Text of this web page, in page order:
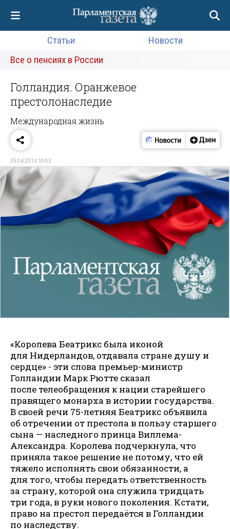
Статьи
Новости
Все о пенсиях в России
Голландия. Оранжевое
престолонаследие
Международная жизнь
25.04.2013 16:03
«Королева Беатрикс была иконой
для Нидерландов, отдавала стране душу и
сердце» - эти слова премьер-министр
Голландии Марк Рютте сказал
после телеобращения к нации старейшего
правящего монарха в истории государства.
В своей речи 75-летняя Беатрикс объявила
об отречении от престола в пользу старшего
сына — наследного принца Виллема-
Александра. Королева подчеркнула, что
приняла такое решение не потому, что ей
тяжело исполнять свои обязанности, а
для того, чтобы передать ответственность
за страну, которой она служила тридцать
три года, в руки нового поколения. Кстати,
право на престол передаётся в Голландии
по наследству.